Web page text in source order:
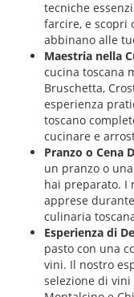
tecniche
farcire, e scopri
abbinano alle
Maestria nella
cucina toscana
Bruschetta,
esperienza
toscano
cucinare e
Pranzo o Cena
un pranzo o
hai preparato. I
apprese
culinaria
Esperienza di
pasto con una
vini. Il nostro
selezione di